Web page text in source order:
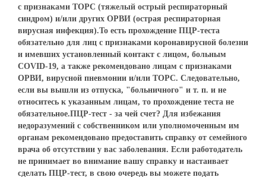
с признаками ТОРС (тяжелый острый респираторный
синдром) и/или других ОРВИ (острая респираторная
вирусная инфекция).То есть прохождение ПЦР-теста
обязательно для лиц с признаками коронавирусной болезни
и имевших установленный контакт с лицом, больным
COVID-19, а также рекомендовано лицам с признаками
ОРВИ, вирусной пневмонии и/или ТОРС. Следовательно,
если вы вышли из отпуска, "больничного" и т. п. и не
относитесь к указанным лицам, то прохождение теста не
обязательное.ПЦР-тест - за чей счет? Для избежания
недоразумений с собственником или уполномоченным им
органам рекомендовано предоставить справку от семейного
врача об отсутствии у вас заболевания. Если работодатель
не принимает во внимание вашу справку и настаивает
сделать ПЦР-тест, в свою очередь вы можете подать